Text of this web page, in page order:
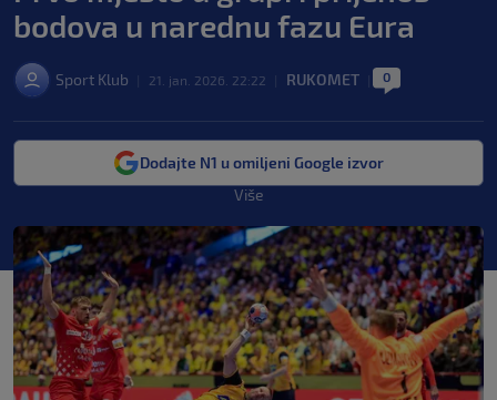
bodova u narednu fazu Eura
Sport Klub 21. jan. 2026. 22:22 RUKOMET 0
Dodajte N1 u omiljeni Google izvor
Više